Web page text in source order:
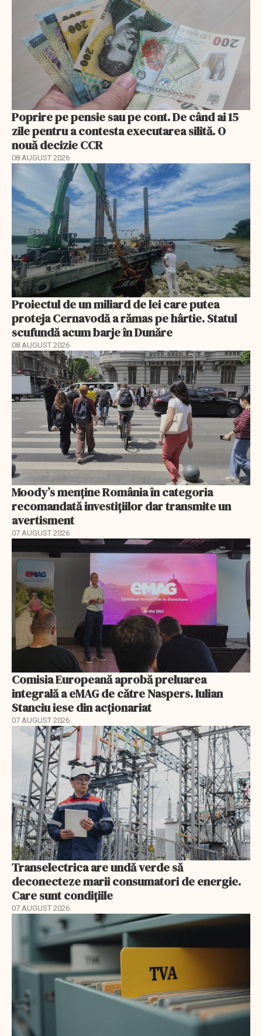
Poprire pe pensie sau pe cont. De când ai 15
zile pentru a contesta executarea silită. O
nouă decizie CCR
08 AUGUST 2026
Proiectul de un miliard de lei care putea
proteja Cernavodă a rămas pe hârtie. Statul
scufundă acum barje în Dunăre
08 AUGUST 2026
Moody’s menține România în categoria
recomandată investițiilor dar transmite un
avertisment
07 AUGUST 2026
Comisia Europeană aprobă preluarea
integrală a eMAG de către Naspers. Iulian
Stanciu iese din acționariat
07 AUGUST 2026
Transelectrica are undă verde să
deconecteze marii consumatori de energie.
Care sunt condițiile
07 AUGUST 2026